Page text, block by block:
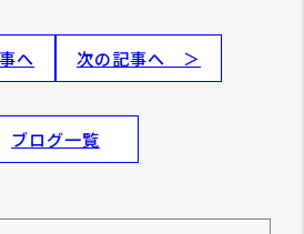
へ 次の記事へ ＞
ブログ一覧